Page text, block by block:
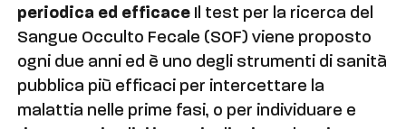
periodica ed efficace Il test per la ricerca del
Sangue Occulto Fecale (SOF) viene proposto
ogni due anni ed è uno degli strumenti di sanità
pubblica più efficaci per intercettare la
malattia nelle prime fasi, o per individuare e